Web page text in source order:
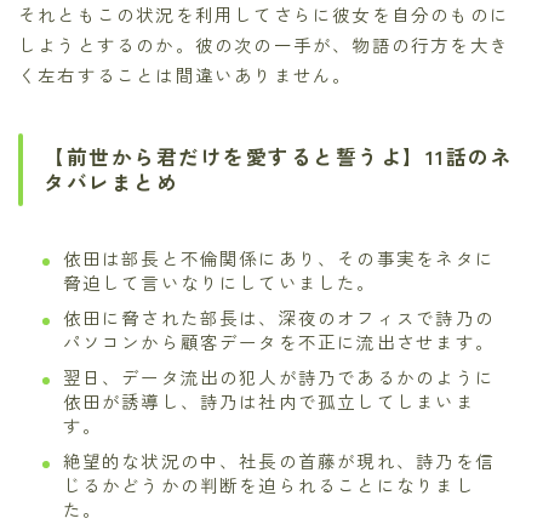
それともこの状況を利用してさらに彼女を自分のものに
しようとするのか。彼の次の一手が、物語の行方を大き
く左右することは間違いありません。
【前世から君だけを愛すると誓うよ】11話のネ
タバレまとめ
依田は部長と不倫関係にあり、その事実をネタに
脅迫して言いなりにしていました。
依田に脅された部長は、深夜のオフィスで詩乃の
パソコンから顧客データを不正に流出させます。
翌日、データ流出の犯人が詩乃であるかのように
依田が誘導し、詩乃は社内で孤立してしまいま
す。
絶望的な状況の中、社長の首藤が現れ、詩乃を信
じるかどうかの判断を迫られることになりまし
た。